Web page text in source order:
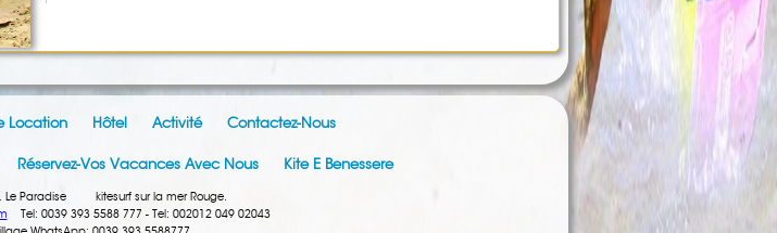
Location Hôtel Activité Contactez-Nous
Réservez-Vos Vacances Avec Nous Kite E Benessere
Le Paradise kitesurf sur la mer Rouge.
Tel: 0039 393 5588 777 - Tel: 002012 049 02043